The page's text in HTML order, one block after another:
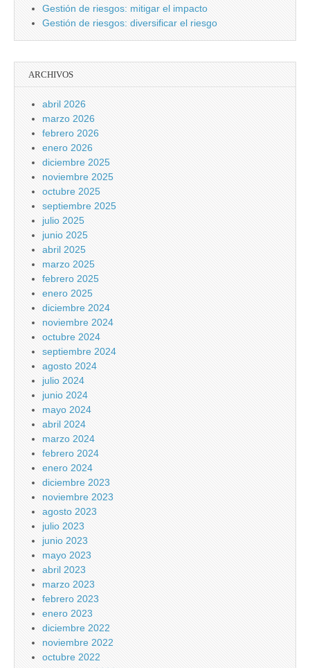
Gestión de riesgos: mitigar el impacto
Gestión de riesgos: diversificar el riesgo
ARCHIVOS
abril 2026
marzo 2026
febrero 2026
enero 2026
diciembre 2025
noviembre 2025
octubre 2025
septiembre 2025
julio 2025
junio 2025
abril 2025
marzo 2025
febrero 2025
enero 2025
diciembre 2024
noviembre 2024
octubre 2024
septiembre 2024
agosto 2024
julio 2024
junio 2024
mayo 2024
abril 2024
marzo 2024
febrero 2024
enero 2024
diciembre 2023
noviembre 2023
agosto 2023
julio 2023
junio 2023
mayo 2023
abril 2023
marzo 2023
febrero 2023
enero 2023
diciembre 2022
noviembre 2022
octubre 2022